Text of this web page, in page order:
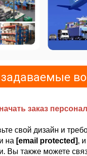
заказ
свой дизайн и
на [email protected],
Вы также можете